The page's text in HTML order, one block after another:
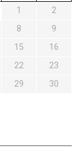
1
2
8
9
15
16
22
23
29
30